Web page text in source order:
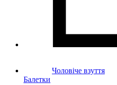
Чоловіче взуття
Балетки